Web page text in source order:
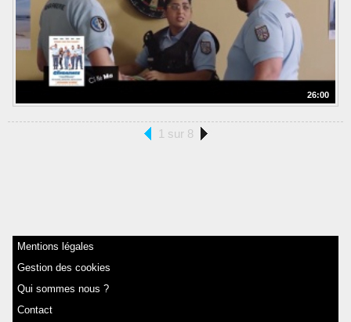
26:00
1 sur 8
Mentions légales
Gestion des cookies
Qui sommes nous ?
Contact